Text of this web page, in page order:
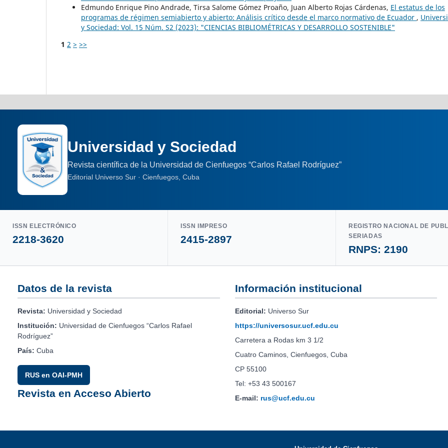
Edmundo Enrique Pino Andrade, Tirsa Salome Gómez Proaño, Juan Alberto Rojas Cárdenas, El estatus de los
programas de régimen semiabierto y abierto: Análisis crítico desde el marco normativo de Ecuador ,
y Sociedad: Vol. 15 Núm. S2 (2023): "CIENCIAS BIBLIOMÉTRICAS Y DESARROLLO SOSTENIBLE"
1 2 > >>
Universidad y Sociedad
Revista científica de la Universidad de Cienfuegos “Carlos Rafael Rodríguez”
Editorial Universo Sur · Cienfuegos, Cuba
ISSN ELECTRÓNICO
2218-3620
ISSN IMPRESO
2415-2897
REGISTRO NACIONAL DE
SERIADAS
RNPS: 2190
Datos de la revista
Revista: Universidad y Sociedad
Institución: Universidad de Cienfuegos “Carlos Rafael
Rodríguez”
País: Cuba
RUS en OAI-PMH
Revista en Acceso Abierto
Información institucional
Editorial: Universo Sur
https://universosur.ucf.edu.cu
Carretera a Rodas km 3 1/2
Cuatro Caminos, Cienfuegos, Cuba
CP 55100
Tel: +53 43 500167
E-mail: rus@ucf.edu.cu